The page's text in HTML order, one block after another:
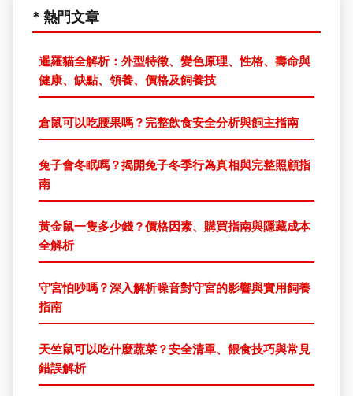
* 熱門文章
暹羅貓全解析：外型特徵、變色原理、性格、壽命與
健康、缺點、領養、價格及飼養技
倉鼠可以吃腰果嗎？完整飲食安全分析與飼主指南
兔子會冬眠嗎？揭開兔子冬季行為真相與完整照顧指
南
黃金鼠一隻多少錢？價格因素、購買指南與隱藏成本
全解析
守宮怕吵嗎？深入解析噪音對守宮的影響與實用飼養
指南
天竺鼠可以吃什麼蔬菜？安全清單、餵食技巧與常見
錯誤解析